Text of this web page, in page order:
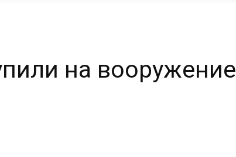
на вооружение